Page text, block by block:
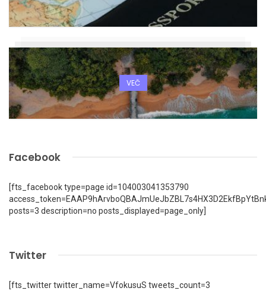
VEČ
Facebook
[fts_facebook type=page id=104003041353790
posts=3 description=no posts_displayed=page_only]
Twitter
[fts_twitter twitter_name=VfokusuS tweets_count=3